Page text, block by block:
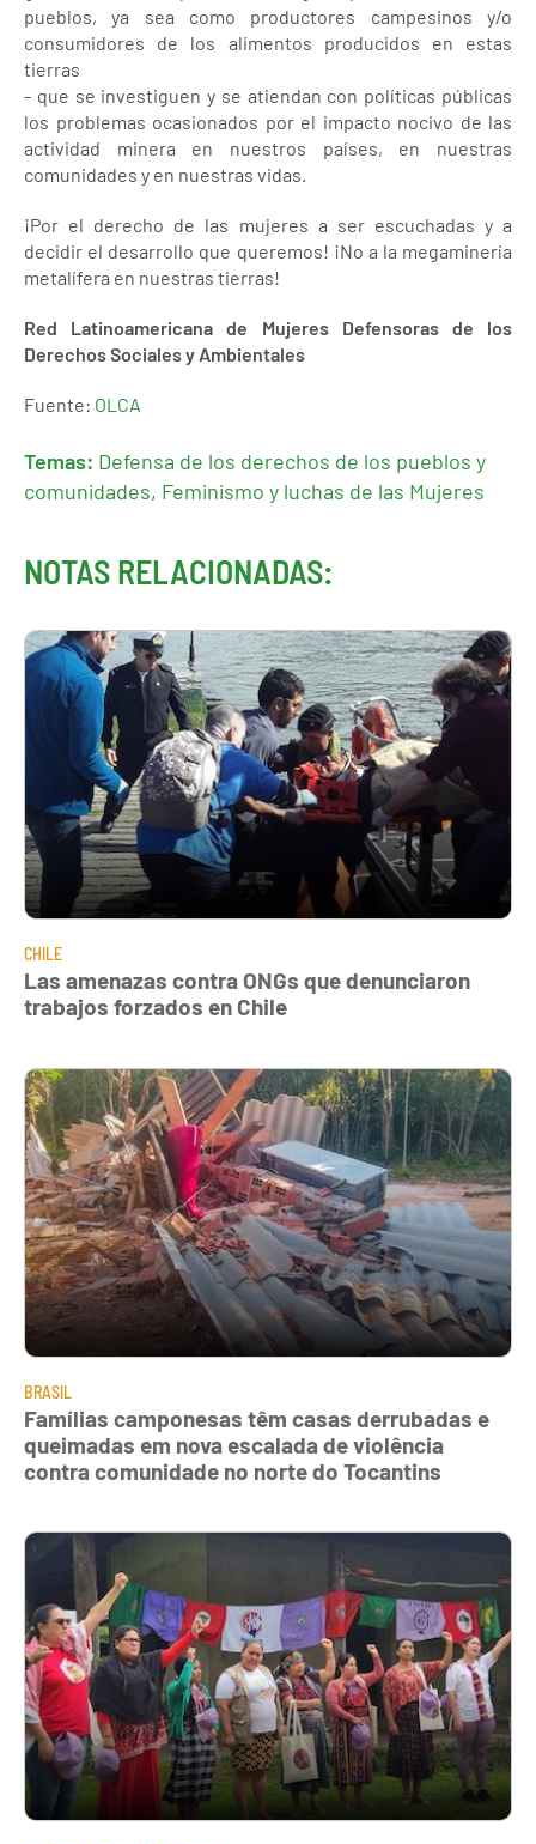
pueblos, ya sea como productores campesinos y/o
consumidores de los alimentos producidos en estas
tierras
- que se investiguen y se atiendan con políticas públicas
los problemas ocasionados por el impacto nocivo de las
actividad minera en nuestros países, en nuestras
comunidades y en nuestras vidas.
¡Por el derecho de las mujeres a ser escuchadas y a
decidir el desarrollo que queremos! ¡No a la megaminería
metalífera en nuestras tierras!
Red Latinoamericana de Mujeres Defensoras de los
Derechos Sociales y Ambientales
Fuente: OLCA
Temas: Defensa de los derechos de los pueblos y
comunidades, Feminismo y luchas de las Mujeres
NOTAS RELACIONADAS:
CHILE
Las amenazas contra ONGs que denunciaron
trabajos forzados en Chile
BRASIL
Famílias camponesas têm casas derrubadas e
queimadas em nova escalada de violência
contra comunidade no norte do Tocantins